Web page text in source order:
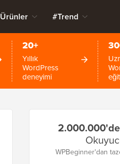
Ürünler #Trend
20+
Yıllık
WordPress
deneyimi
Kenar
ÇubuğuWPBeginner'dan